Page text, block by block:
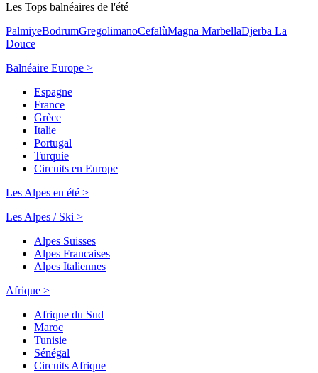
Les Tops balnéaires de l'été
PalmiyeBodrumGregolimanoCefalùMagna MarbellaDjerba La
Douce
Balnéaire Europe >
Espagne
France
Grèce
Italie
Portugal
Turquie
Circuits en Europe
Les Alpes en été >
Les Alpes / Ski >
Alpes Suisses
Alpes Francaises
Alpes Italiennes
Afrique >
Afrique du Sud
Maroc
Tunisie
Sénégal
Circuits Afrique